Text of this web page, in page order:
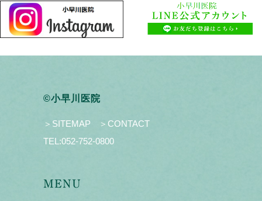
©小早川医院
＞SITEMAP
＞CONTACT
TEL:052-752-0800
MENU